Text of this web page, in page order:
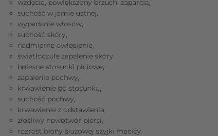
wzdęcia, powiększony brzuch, zaparcia,
suchość w jamie ustnej,
wypadanie włosów,
suchość skóry,
nadmierne owłosienie,
światłoczułe zapalenie skóry,
bolesne stosunki płciowe,
zapalenie pochwy,
krwawienie po stosunku,
suchość pochwy,
krwawienie z odstawienia,
złośliwy nowotwór piersi,
rozrost błony śluzowej szyjki macicy,